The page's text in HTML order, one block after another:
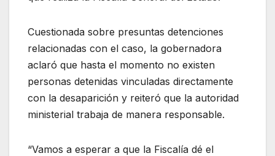
Cuestionada sobre presuntas detenciones
relacionadas con el caso, la gobernadora
aclaró que hasta el momento no existen
personas detenidas vinculadas directamente
con la desaparición y reiteró que la autoridad
ministerial trabaja de manera responsable.
“Vamos a esperar a que la Fiscalía dé el